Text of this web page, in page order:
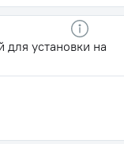
для установки на